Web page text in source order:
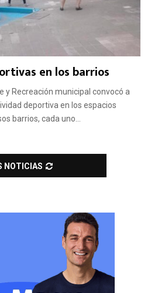
en los barrios
y Recreación municipal convocó a
deportiva en los espacios
barrios, cada uno...
NOTICIAS